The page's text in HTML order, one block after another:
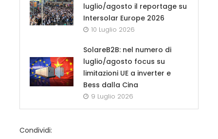
luglio/agosto il reportage su
Intersolar Europe 2026
10 Luglio 2026
SolareB2B: nel numero di
luglio/agosto focus su
limitazioni UE a inverter e
Bess dalla Cina
9 Luglio 2026
Condividi: